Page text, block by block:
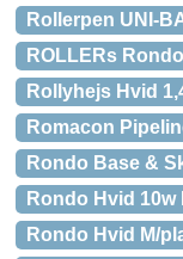
Rollerpen UNI-
ROLLERs
Rollyhejs Hvid
Romacon
Rondo Base &
Rondo Hvid 10w
Rondo Hvid M/